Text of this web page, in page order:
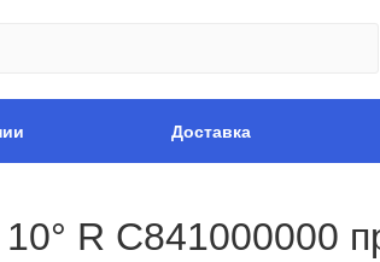
Доставка
R C841000000